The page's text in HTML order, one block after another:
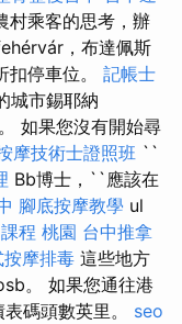
村乘客的思考，辦
，布達佩斯
停車位。 記帳士
城市錫耶納
如果您沒有開始尋
摩技術士證照班 ``
Bb博士，``應該在
腳底按摩教學 ul
程 桃園 台中推拿
摩排毒 這些地方
。 如果您通往港
碼頭數英里。 seo